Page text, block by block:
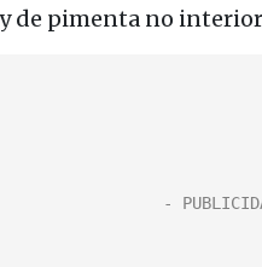
de pimenta no